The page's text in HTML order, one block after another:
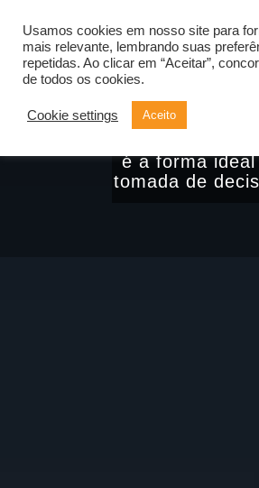
Análise da
é a forma ideal
tomada de
Usamos cookies em nosso site para
mais relevante, lembrando suas
repetidas. Ao clicar em “Aceitar”,
de todos os cookies.
Cookie settings Aceito